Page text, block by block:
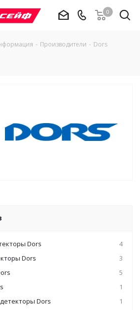
0
- Производители - Dors
Dors
4
Dors
3
5
1
Dors
1